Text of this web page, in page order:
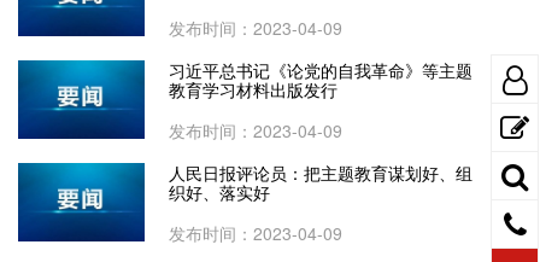
发布时间：2023-04-09
习近平总书记《论党的自我革命》等主题
教育学习材料出版发行
发布时间：2023-04-09
人民日报评论员：把主题教育谋划好、组
织好、落实好
发布时间：2023-04-09